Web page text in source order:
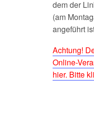
dem der
(am
angeführt
Achtung!
Online-
hier. Bitte